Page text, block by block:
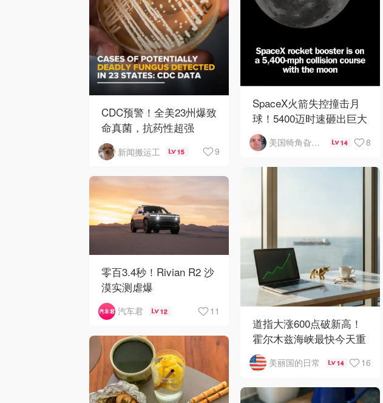
SpaceX火箭失控撞击月
球！5400迈时速砸出巨大
陨石坑
美国犄角旮旯新鲜事 14 8
CDC预警！全美23州爆致
命真菌，抗药性超强
新闻搬运工 15 9
道指大涨600点破新高！
霍尔木兹海峡最快今天重
开
美丽国的日常 14 16
零百3.4秒！Rivian R2 沙
漠实测虐爆
汽车君 12 11